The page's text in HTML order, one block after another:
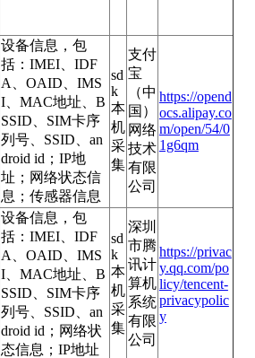
设备信息，包
括：IMEI、IDF
A、OAID、IMS
I、MAC地址、B
SSID、SIM卡序
列号、SSID、an
droid id；IP地
址；网络状态信
息；传感器信息
sd
k
本
机
采
集
支付
宝
（中
国）
网络
技术
有限
公司
https://opend
ocs.alipay.co
m/open/54/0
1g6qm
设备信息，包
括：IMEI、IDF
A、OAID、IMS
I、MAC地址、B
SSID、SIM卡序
列号、SSID、an
droid id；网络状
态信息；IP地址
sd
k
本
机
采
集
深圳
市腾
讯计
算机
系统
有限
公司
https://privac
y.qq.com/po
licy/tencent-
privacypolic
y